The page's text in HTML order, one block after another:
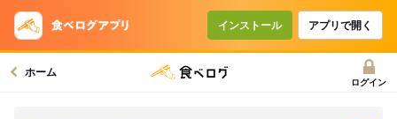
インストール アプリで開く
ホーム
ログイン